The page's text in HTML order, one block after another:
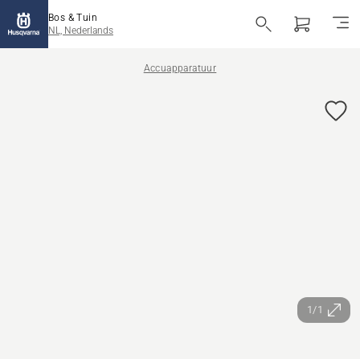
Bos & Tuin
NL, Nederlands
Accuapparatuur
1/1